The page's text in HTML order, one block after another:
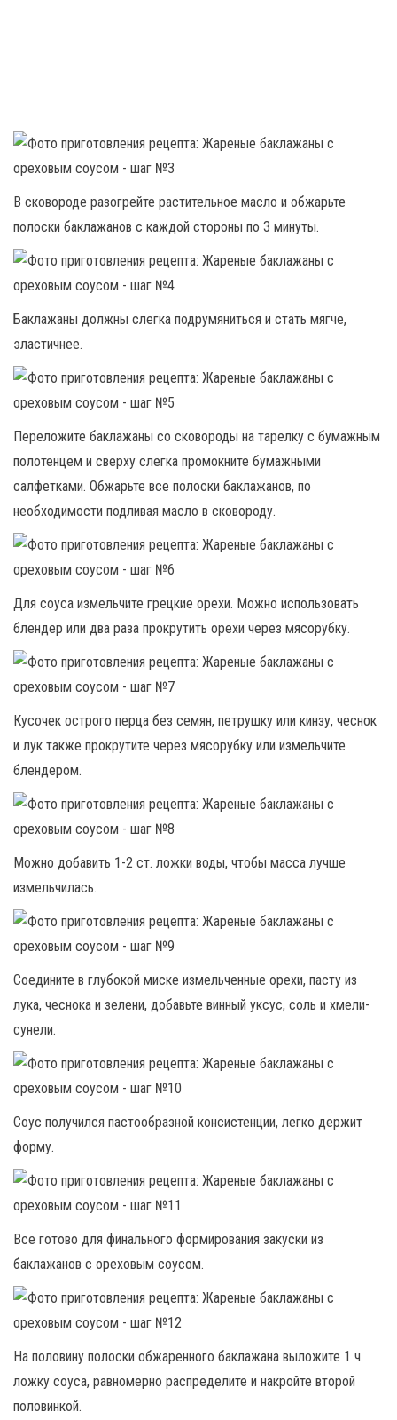
В сковороде разогрейте растительное масло и обжарьте
полоски баклажанов с каждой стороны по 3 минуты.
Баклажаны должны слегка подрумяниться и стать мягче,
эластичнее.
Переложите баклажаны со сковороды на тарелку с бумажным
полотенцем и сверху слегка промокните бумажными
салфетками. Обжарьте все полоски баклажанов, по
необходимости подливая масло в сковороду.
Для соуса измельчите грецкие орехи. Можно использовать
блендер или два раза прокрутить орехи через мясорубку.
Кусочек острого перца без семян, петрушку или кинзу, чеснок
и лук также прокрутите через мясорубку или измельчите
блендером.
Можно добавить 1-2 ст. ложки воды, чтобы масса лучше
измельчилась.
Соедините в глубокой миске измельченные орехи, пасту из
лука, чеснока и зелени, добавьте винный уксус, соль и хмели-
сунели.
Соус получился пастообразной консистенции, легко держит
форму.
Все готово для финального формирования закуски из
баклажанов с ореховым соусом.
На половину полоски обжаренного баклажана выложите 1 ч.
ложку соуса, равномерно распределите и накройте второй
половинкой.